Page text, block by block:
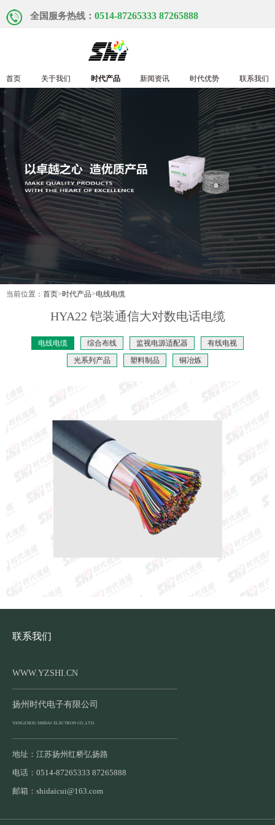
全国服务热线： 0514-87265333 87265888
首页 关于我们 时代产品 新闻资讯 时代优势 联系我们
当前位置： 首页>时代产品>电线电缆
HYA22 铠装通信大对数电话电缆
电线电缆 综合布线 监视电源适配器
有线电视
光系列产品
塑料制品 铜冶炼
联系我们
WWW.YZSHI.CN
扬州时代电子有限公司
YANGZHOU SHIDAI ELECTRON CO.,LTD.
地址：江苏扬州红桥弘扬路
电话：0514-87265333 87265888
邮箱：shidaicui@163.com